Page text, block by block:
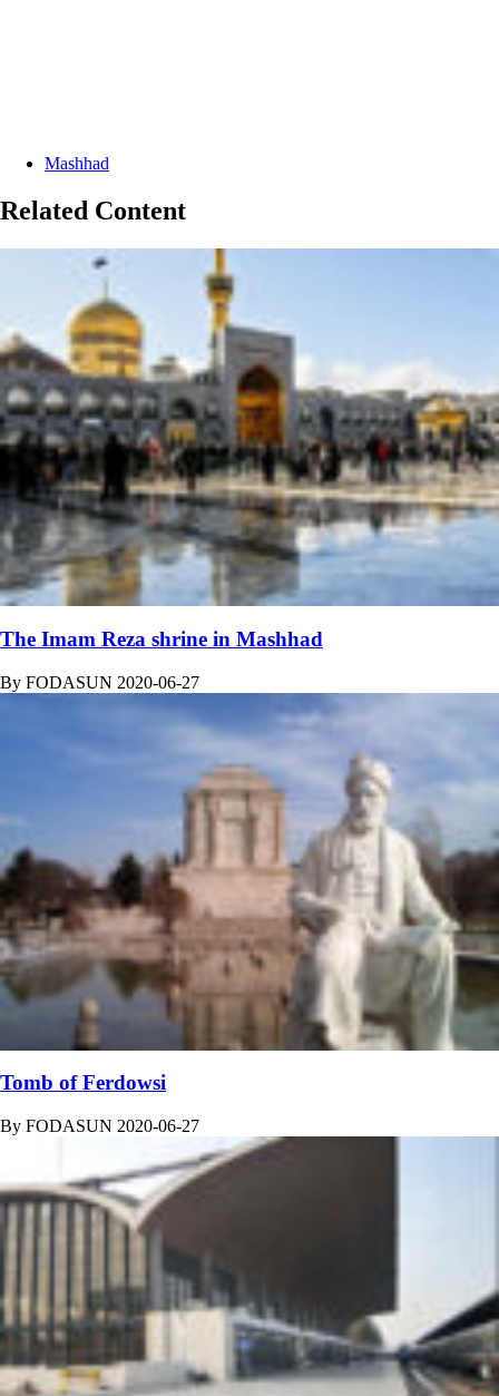
Categories:
Mashhad
Related Content
The Imam Reza shrine in Mashhad
By FODASUN 2020-06-27
Tomb of Ferdowsi
By FODASUN 2020-06-27